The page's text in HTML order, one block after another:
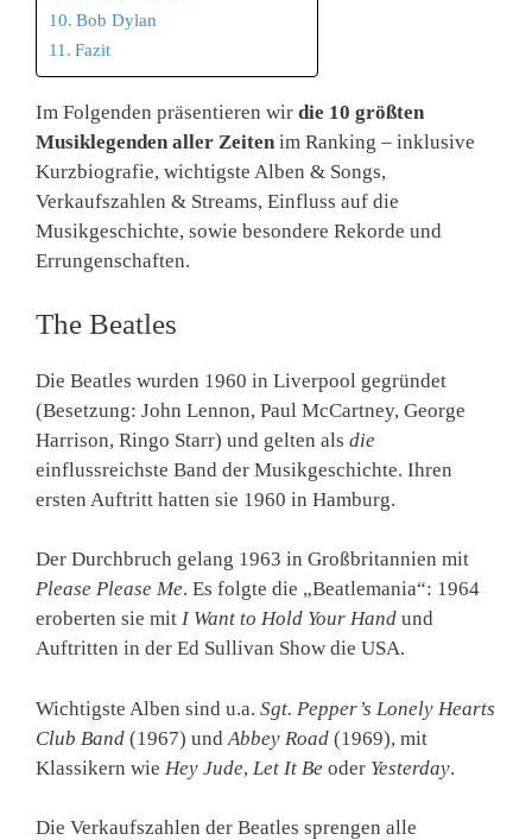
Bob Dylan
Fazit
Im Folgenden präsentieren wir die 10 größten
Musiklegenden aller Zeiten im Ranking – inklusive
Kurzbiografie, wichtigste Alben & Songs,
Verkaufszahlen & Streams, Einfluss auf die
Musikgeschichte, sowie besondere Rekorde und
Errungenschaften.
The Beatles
Die Beatles wurden 1960 in Liverpool gegründet
(Besetzung: John Lennon, Paul McCartney, George
Harrison, Ringo Starr) und gelten als die
einflussreichste Band der Musikgeschichte. Ihren
ersten Auftritt hatten sie 1960 in Hamburg.
Der Durchbruch gelang 1963 in Großbritannien mit
Please Please Me. Es folgte die „Beatlemania“: 1964
eroberten sie mit I Want to Hold Your Hand und
Auftritten in der Ed Sullivan Show die USA.
Wichtigste Alben sind u.a. Sgt. Pepper’s Lonely Hearts
Club Band (1967) und Abbey Road (1969), mit
Klassikern wie Hey Jude, Let It Be oder Yesterday.
Die Verkaufszahlen der Beatles sprengen alle